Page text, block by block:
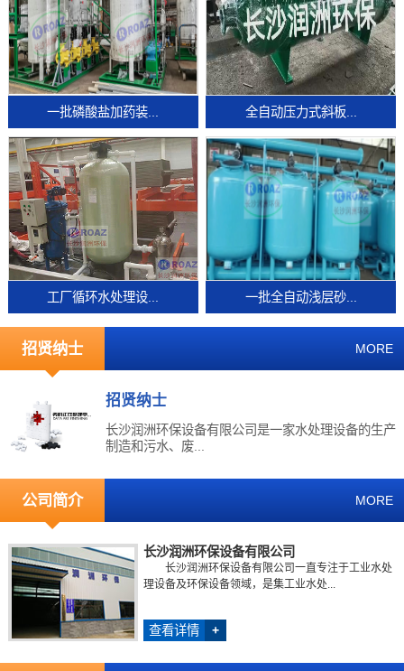
一批磷酸盐加药装... 全自动压力式斜板...
工厂循环水处理设... 一批全自动浅层砂...
招贤纳士 MORE
招贤纳士
长沙润洲环保设备有限公司是一家水处理设备的生产
制造和污水、废...
公司简介 MORE
长沙润洲环保设备有限公司
长沙润洲环保设备有限公司一直专注于工业水处
理设备及环保设备领域，是集工业水处...
查看详情 +